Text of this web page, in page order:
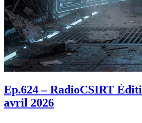
Ep.624 – RadioCSIRT
avril 2026